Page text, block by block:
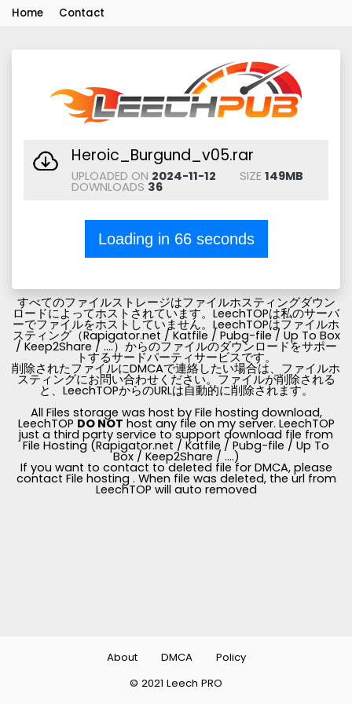
Home Contact
Heroic_Burgund_v05.rar
UPLOADED ON 2024-11-12 SIZE 149MB
DOWNLOADS 36
Loading in 66seconds
すべてのファイルストレージはファイルホスティングダウン
ロードによってホストされています。LeechTOPは私のサーバ
ーでファイルをホストしていません。LeechTOPはファイルホ
スティング（Rapigator.net / Katfile / Pubg-file / Up To Box
/ Keep2Share / ....）からのファイルのダウンロードをサポー
トするサードパーティサービスです。
削除されたファイルにDMCAで連絡したい場合は、ファイルホ
スティングにお問い合わせください。ファイルが削除される
と、LeechTOPからのURLは自動的に削除されます。
All Files storage was host by File hosting download,
LeechTOP DO NOT host any file on my server. LeechTOP
just a third party service to support download file from
File Hosting (Rapigator.net / Katfile / Pubg-file / Up To
Box / Keep2Share / ....)
If you want to contact to deleted file for DMCA, please
contact File hosting . When file was deleted, the url from
LeechTOP will auto removed
© 2021 Leech PRO
About DMCA Policy